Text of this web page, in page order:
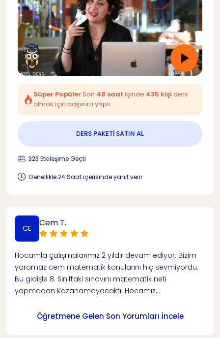
Süper Popüler Son 48 saat içinde 435 kişi ders
almak için başvuru yaptı
DERS PAKETİ SATIN AL
323 Etkileşime Geçti
Genellikle 24 Saat içerisinde yanıt verir
CE Cem T.
Hocamla çalışmalarımız 2 yıldır devam ediyor. Bizim
yaramaz cem matematik konularını hiç sevmiyordu.
Bu gidişle 8. Sınıftaki sınavını matematik neti
yapmadan Kazanamayacaktı. Hocamız...
Öğretmene Gelen Son Yorumları İncele